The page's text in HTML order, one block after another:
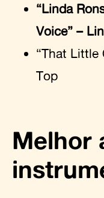
“Linda
Voice” –
“That Little
Top
Melhor